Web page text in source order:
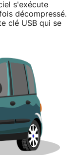
s'exécute
décompressé.
clé USB qui se